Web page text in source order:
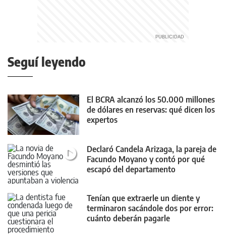
Seguí leyendo
El BCRA alcanzó los 50.000 millones
de dólares en reservas: qué dicen los
expertos
Declaró Candela Arizaga, la pareja de
Facundo Moyano y contó por qué
escapó del departamento
Tenían que extraerle un diente y
terminaron sacándole dos por error:
cuánto deberán pagarle